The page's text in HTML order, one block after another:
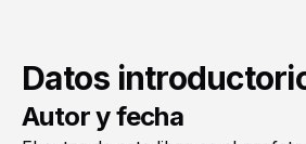
Datos
Autor y fecha